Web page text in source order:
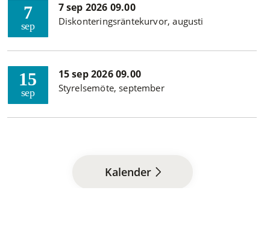
7
sep
7 sep 2026 09.00
Diskonteringsräntekurvor, augusti
15
sep
15 sep 2026 09.00
Styrelsemöte, september
Kalender